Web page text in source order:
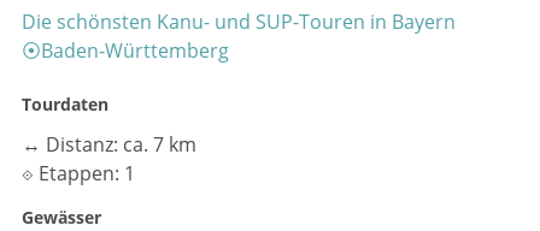
Die schönsten Kanu- und SUP-Touren in Bayern
⦿Baden-Württemberg
Tourdaten
↔ Distanz: ca. 7 km
⟐ Etappen: 1
Gewässer